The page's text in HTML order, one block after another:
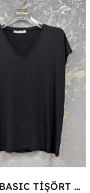
V YAKA BASIC TİŞÖRT Siyah